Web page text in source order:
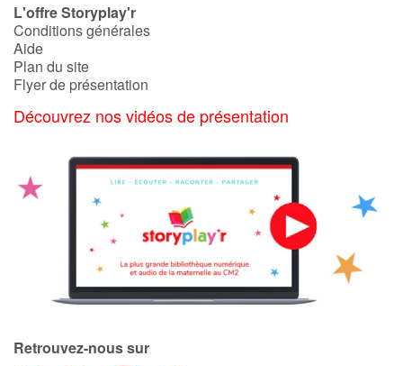
L'offre Storyplay'r
Conditions générales
Aide
Plan du site
Flyer de présentation
Découvrez nos vidéos de présentation
Retrouvez-nous sur